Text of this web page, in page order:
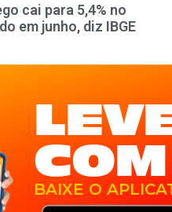
cai para 5,4% no
em junho, diz IBGE
BAIXE O